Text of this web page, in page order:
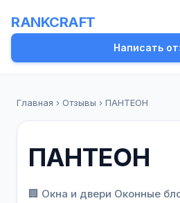
RANKCRAFT
Написать
Главная › Отзывы › ПАНТЕОН
ПАНТЕОН
🏢 Окна и двери Оконные